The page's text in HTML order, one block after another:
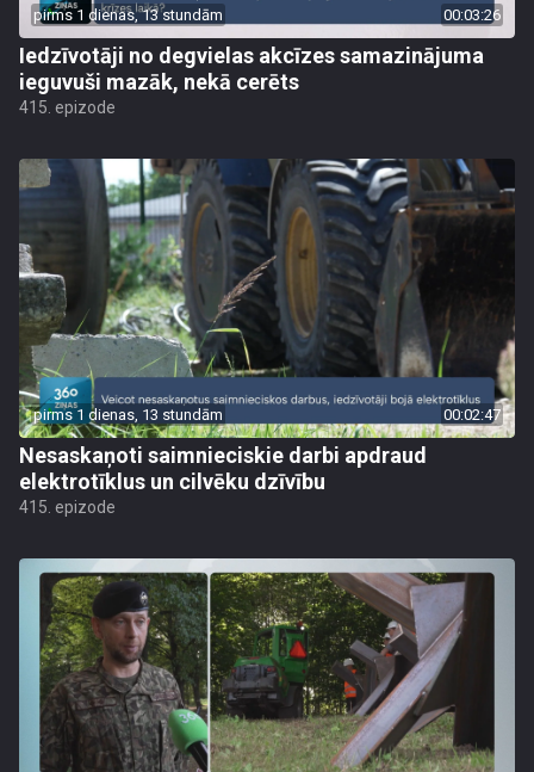
pirms 1 dienas, 13 stundām 00:03:26
Iedzīvotāji no degvielas akcīzes samazinājuma
ieguvuši mazāk, nekā cerēts
415. epizode
pirms 1 dienas, 13 stundām 00:02:47
Nesaskaņoti saimnieciskie darbi apdraud
elektrotīklus un cilvēku dzīvību
415. epizode